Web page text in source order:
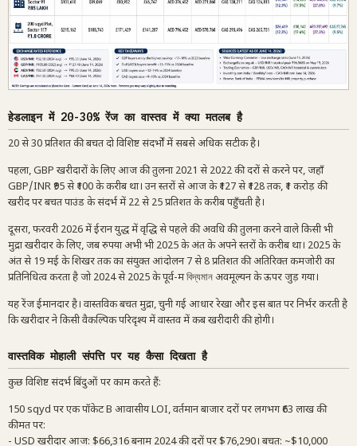
हेडलाइन में 20-30% रेंज का वास्तव में क्या मतलब है
20 से 30 प्रतिशत की बचत दो विशिष्ट संदर्भों में सबसे अधिक सटीक है।
पहला, GBP खरीदारों के लिए आज की तुलना 2021 से 2022 की दरों से करने पर, जहाँ
GBP/INR ₹95 से ₹100 के करीब था। उन स्तरों से आज के ₹127 से ₹128 तक, ₹1 करोड़ की
खरीद पर बचत पाउंड के संदर्भ में 22 से 25 प्रतिशत के करीब पहुँचती है।
दूसरा, फरवरी 2026 में ईरान युद्ध में वृद्धि से पहले की अवधि की तुलना करने वाले किसी भी
मुद्रा खरीदार के लिए, जब रुपया अभी भी 2025 के अंत के अपने स्तरों के करीब था। 2025 के
अंत से 19 मई के शिखर तक का संयुक्त आंदोलन 7 से 8 प्रतिशत की अतिरिक्त कमजोरी का
प्रतिनिधित्व करता है जो 2024 से 2025 के पूर्व-म বিদ্যমান अवमूल्यन के ऊपर जुड़ गया।
यह रेंज ईमानदार है। वास्तविक बचत मुद्रा, चुनी गई आधार रेखा और इस बात पर निर्भर करती है
कि खरीदार ने किसी वैकल्पिक परिदृश्य में वास्तव में कब खरीदारी की होगी।
वास्तविक मोहाली संपत्ति पर यह कैसा दिखता है
कुछ विशिष्ट संदर्भ बिंदुओं पर काम करते हैं:
150 sqyd पर एक पॉकेट B आवासीय LOI, वर्तमान बाजार दरों पर लगभग ₹63 लाख की
कीमत पर:
- USD खरीदार आज: $66,316 बनाम 2024 की दरों पर $76,290। बचत: ~$10,000